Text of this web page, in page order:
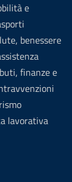
e
benessere
finanze e
lavorativa